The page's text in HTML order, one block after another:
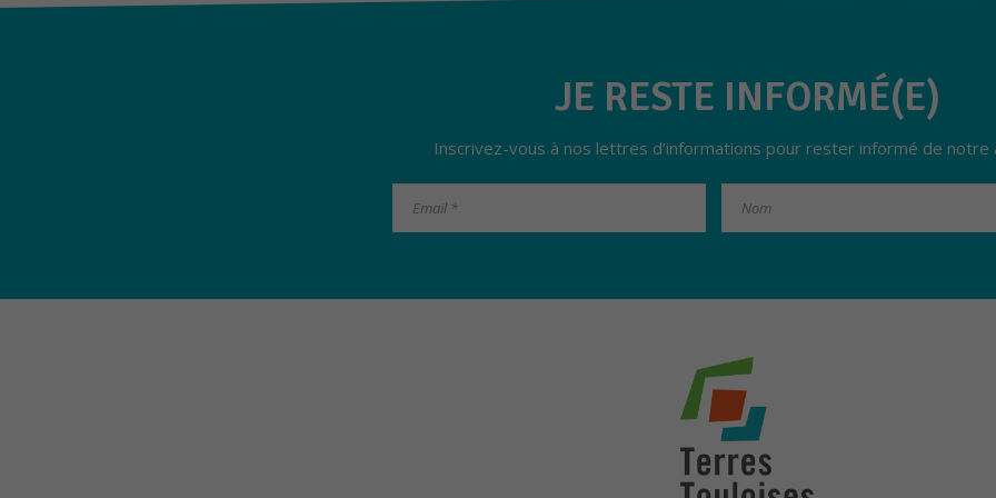
JE RESTE INFORMÉ(E)
Inscrivez-vous à nos lettres d’informations pour rester informé de notre
Ces cookies ne
sont
Les cookies